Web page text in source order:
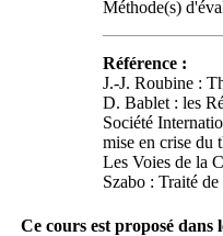
Méthode(s)
Référence :
J.-J. Roubine :
D. Bablet : les
Société
mise en crise du
Les Voies de la
Szabo : Traité
Ce cours est proposé dans